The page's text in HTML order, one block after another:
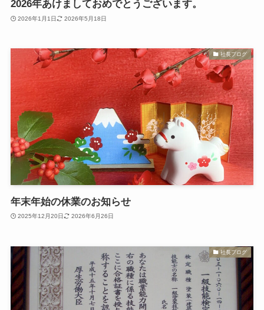
2026年あけましておめでとうございます。
2026年1月1日 2026年5月18日
社長ブログ
年末年始の休業のお知らせ
2025年12月20日 2026年6月26日
社長ブログ